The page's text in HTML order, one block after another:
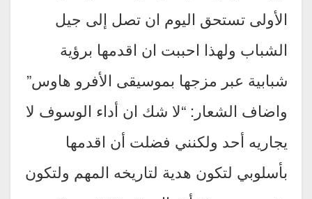
الأولى تستحق اليوم ان تصل إلى جيل
الشباب ولهذا احببت ان اقدمها برؤية
شبابية عبر مزجها بموسيقى الأفرو هاوس”
واضاف الشعار: “لا شك ان أداء الوسوف لا
يجاريه أحد ولكنني فضلت أن اقدمها
بأسلوبي لتكون هدية لتاريخه المهم ولتكون